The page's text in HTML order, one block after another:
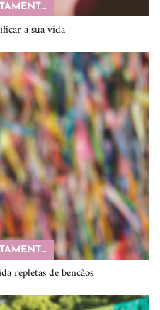
COMPORTAMENTO
a sua vida
COMPORTAMENTO
repletas de bençãos